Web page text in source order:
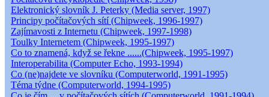
Elektronický slovník J. Peterky (Media server, 1997)
Principy počítačových sítí (Chipweek, 1996-1997)
Zajímavosti z Internetu (Chipweek, 1997-1998)
Toulky Internetem (Chipweek, 1995-1997)
Co to znamená, když se řekne ......(Chipweek, 1995-1997)
Interoperabilita (Computer Echo, 1993-1994)
Co (ne)najdete ve slovníku (Computerworld, 1991-1995)
Téma týdne (Computerworld, 1994-1995)